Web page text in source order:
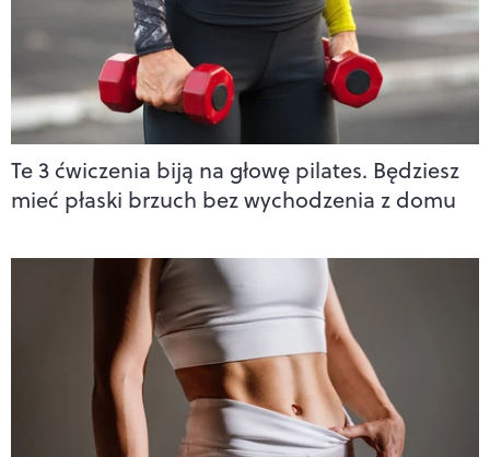
Te 3 ćwiczenia biją na głowę pilates. Będziesz
mieć płaski brzuch bez wychodzenia z domu